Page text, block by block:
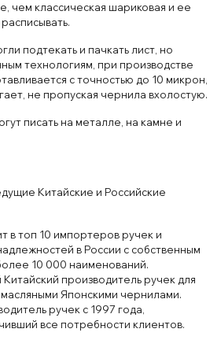
чем классическая шариковая и ее
подтекать и пачкать лист, но
технологиям, при производстве
с точностью до 10 микрон,
не пропуская чернила вхолостую.
писать на металле, на камне и
Китайские и Российские
в топ 10 импортеров ручек и
в России с собственным
10 000 наименований.
производитель ручек для
Японскими чернилами.
ручек с 1997 года,
все потребности клиентов.